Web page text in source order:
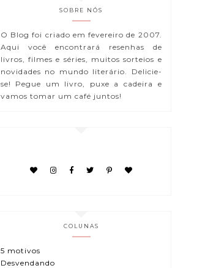
SOBRE NÓS
O Blog foi criado em fevereiro de 2007.
Aqui você encontrará resenhas de
livros, filmes e séries, muitos sorteios e
novidades no mundo literário. Delicie-
se! Pegue um livro, puxe a cadeira e
vamos tomar um café juntos!
COLUNAS
5 motivos
Desvendando